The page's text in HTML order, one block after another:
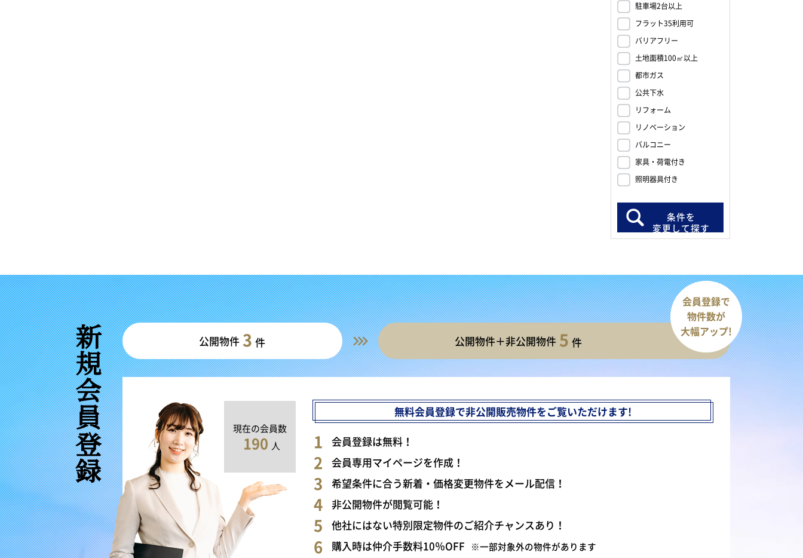
駐車場2台以上
フラット35利用可
バリアフリー
土地面積100㎡以上
都市ガス
公共下水
リフォーム
リノベーション
バルコニー
家具・荷電付き
照明器具付き
条件を
変更して探す
新規会員登録 公開物件 3 件 公開物件＋非公開物件 5 件
会員登録で
物件数が
大幅アップ!
現在の会員数
190 人
無料会員登録で非公開販売物件をご覧いただけます!
会員登録は無料！
会員専用マイページを作成！
希望条件に合う新着・価格変更物件をメール配信！
非公開物件が閲覧可能！
他社にはない特別限定物件のご紹介チャンスあり！
購入時は仲介手数料10％OFF ※一部対象外の物件があります